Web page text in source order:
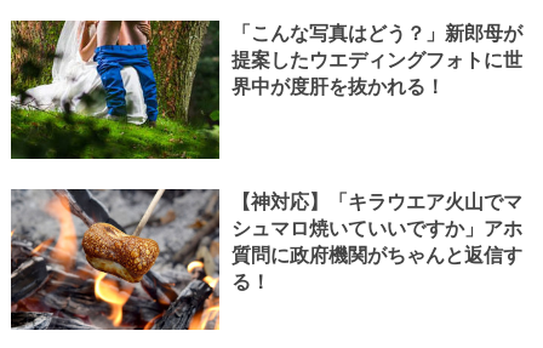
「こんな写真はどう？」新郎母が
提案したウエディングフォトに世
界中が度肝を抜かれる！
【神対応】「キラウエア火山でマ
シュマロ焼いていいですか」アホ
質問に政府機関がちゃんと返信す
る！